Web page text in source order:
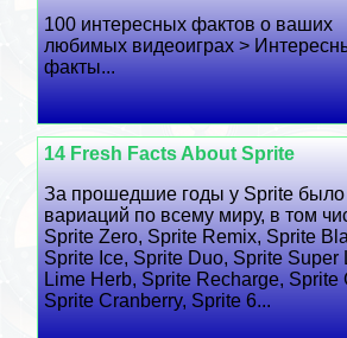
100 интересных фактов о ваших
любимых видеоиграх >
факты...
14 Fresh Facts About Sprite
За прошедшие годы у Sprite было
вариаций по всему миру, в том
Sprite Zero, Sprite Remix, Sprite
Sprite Ice, Sprite Duo, Sprite Super
Lime Herb, Sprite Recharge, Sprite
Sprite Cranberry, Sprite 6...